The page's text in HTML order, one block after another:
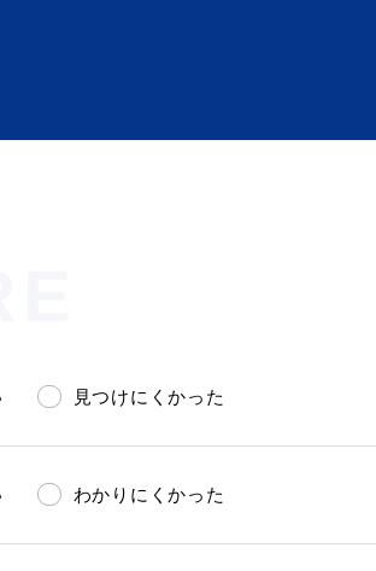
見つけにくかった
わかりにくかった